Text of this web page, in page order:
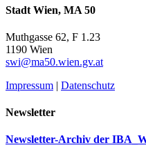
Stadt Wien, MA 50
Muthgasse 62, F 1.23
1190 Wien
swi@ma50.wien.gv.at
Impressum | Datenschutz
Newsletter
Newsletter-Archiv der